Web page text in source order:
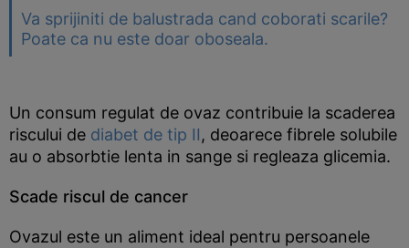
Va sprijiniti de balustrada cand coborati scarile?
Poate ca nu este doar oboseala.
Un consum regulat de ovaz contribuie la scaderea
riscului de diabet de tip II, deoarece fibrele solubile
au o absorbtie lenta in sange si regleaza glicemia.
Scade riscul de cancer
Ovazul este un aliment ideal pentru persoanele